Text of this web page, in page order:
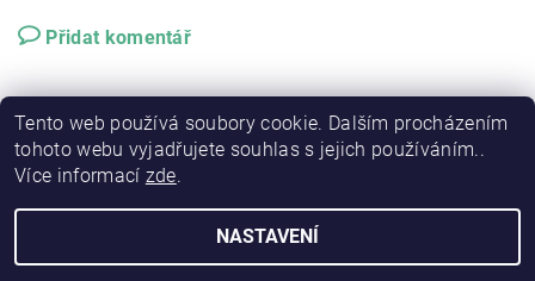
Přidat komentář
2026 © RSP-FISHING, všechna práva vyhrazena
Tento web používá soubory cookie. Dalším procházením
tohoto webu vyjadřujete souhlas s jejich používáním..
Více informací zde.
NASTAVENÍ